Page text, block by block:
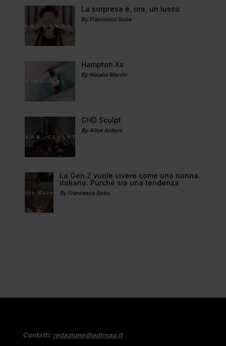
La sorpresa è, ora, un lusso
By Francesca Soba
Hampton Xs
By Natalia Marchi
GHD Sculpt
By Alice Ardore
La Gen Z vuole vivere come una nonna
italiana. Purché sia una tendenza
By Francesca Soba
Contatti:redazione@adlmag.it